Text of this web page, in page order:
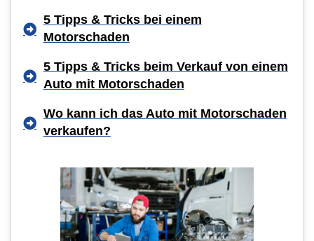
5 Tipps & Tricks bei einem
Motorschaden
5 Tipps & Tricks beim Verkauf von einem
Auto mit Motorschaden
Wo kann ich das Auto mit Motorschaden
verkaufen?